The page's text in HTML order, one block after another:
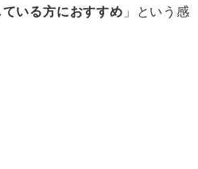
いる方におすすめ 」という感